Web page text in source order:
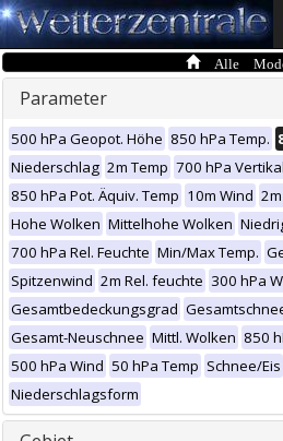
Alle
Parameter
500 hPa Geopot. Höhe 850 hPa Temp.
Niederschlag 2m Temp 700 hPa
850 hPa Pot. Äquiv. Temp 10m Wind
Hohe Wolken Mittelhohe Wolken
700 hPa Rel. Feuchte Min/Max Temp.
Spitzenwind 2m Rel. feuchte 300 hPa
Gesamtbedeckungsgrad
Gesamt-Neuschnee Mittl. Wolken 850
500 hPa Wind 50 hPa Temp Schnee/Eis
Niederschlagsform